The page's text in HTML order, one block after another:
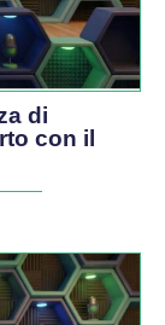
di
con il